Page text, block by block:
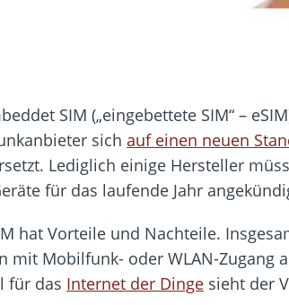
SIM („eingebettete SIM“ –
sich auf einen neuen
Lediglich einige Hersteller
für das laufende Jahr
hat Vorteile und Nachteile.
mit Mobilfunk- oder WLAN-Zugang
für das Internet der Dinge sieht der